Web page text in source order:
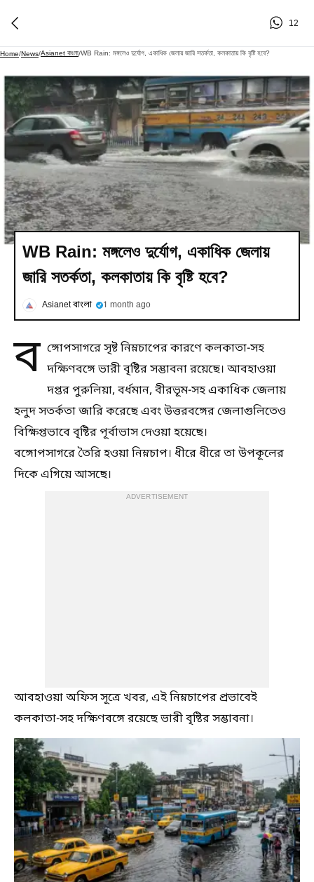
12
Home/News/Asianet বাংলা/WB Rain: মঙ্গলেও দুর্যোগ, একাধিক জেলায় জারি সতর্কতা, কলকাতায় কি বৃষ্টি হবে?
WB Rain: মঙ্গলেও দুর্যোগ, একাধিক জেলায়
জারি সতর্কতা, কলকাতায় কি বৃষ্টি হবে?
Asianet বাংলা 1 month ago
ব ঙ্গোপসাগরে সৃষ্ট নিম্নচাপের কারণে কলকাতা-সহ
দক্ষিণবঙ্গে ভারী বৃষ্টির সম্ভাবনা রয়েছে। আবহাওয়া
দপ্তর পুরুলিয়া, বর্ধমান, বীরভূম-সহ একাধিক জেলায়
হলুদ সতর্কতা জারি করেছে এবং উত্তরবঙ্গের জেলাগুলিতেও
বিক্ষিপ্তভাবে বৃষ্টির পূর্বাভাস দেওয়া হয়েছে।
বঙ্গোপসাগরে তৈরি হওয়া নিম্নচাপ। ধীরে ধীরে তা উপকূলের
দিকে এগিয়ে আসছে।
ADVERTISEMENT
আবহাওয়া অফিস সূত্রে খবর, এই নিম্নচাপের প্রভাবেই
কলকাতা-সহ দক্ষিণবঙ্গে রয়েছে ভারী বৃষ্টির সম্ভাবনা।